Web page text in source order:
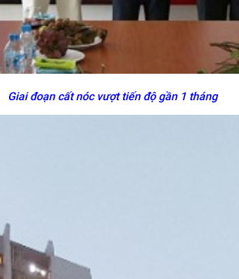
Giai đoạn cất nóc vượt tiến độ gần 1 tháng